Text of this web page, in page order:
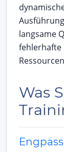
langsame
fehlerhafte
Was